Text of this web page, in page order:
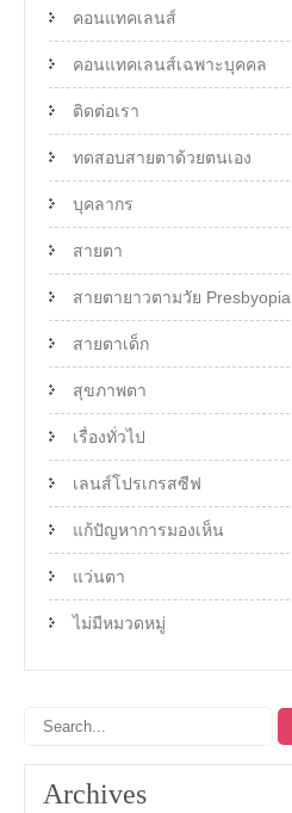
คอนแทคเลนส์
คอนแทคเลนส์เฉพาะบุคคล
ติดต่อเรา
ทดสอบสายตาด้วยตนเอง
บุคลากร
สายตา
สายตายาวตามวัย Presbyopia
สายตาเด็ก
สุขภาพตา
เรื่องทั่วไป
เลนส์โปรเกรสซีฟ
แก้ปัญหาการมองเห็น
แว่นตา
ไม่มีหมวดหมู่
Archives